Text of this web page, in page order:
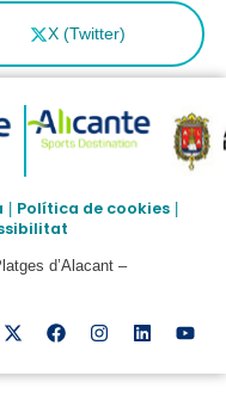
X (Twitter)
Política de cookies
d’Alacant –